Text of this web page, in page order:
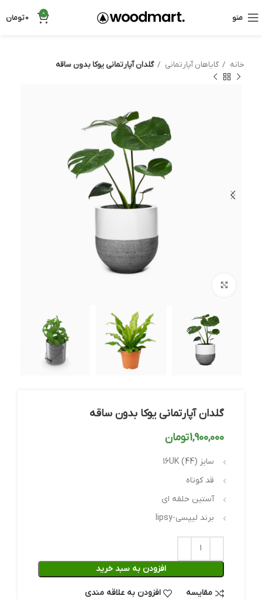
منو 0
0تومان
خانه گایاهان آپارتمانی گلدان آپارتمانی یوکا بدون ساقه
گلدان آپارتمانی یوکا بدون ساقه
1,900,000تومان
سایز 16UK (44)
قد کوتاه
آستین حلقه ای
برند لیپسی-lipsy
افزودن به سبد خرید
مقایسه افزودن به علاقه مندی